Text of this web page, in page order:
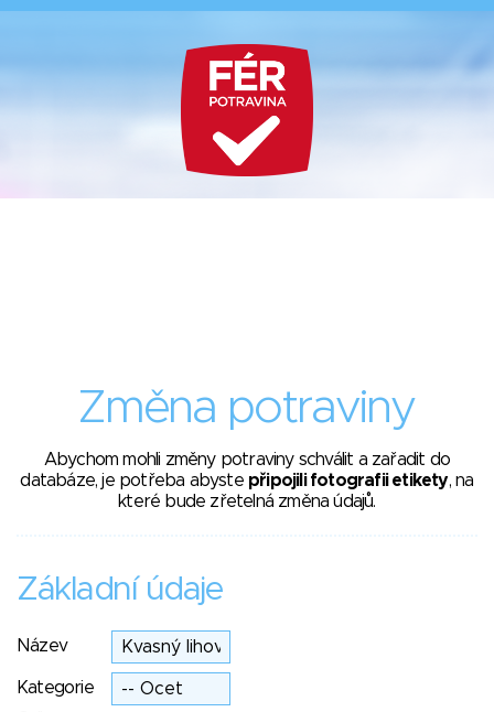
Změna potraviny
Abychom mohli změny potraviny schválit a zařadit do
databáze, je potřeba abyste připojili fotografii etikety, na
které bude zřetelná změna údajů.
Základní údaje
Název
Kategorie